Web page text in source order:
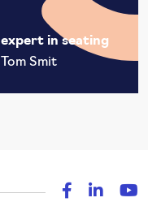
expert in seating
Tom Smit